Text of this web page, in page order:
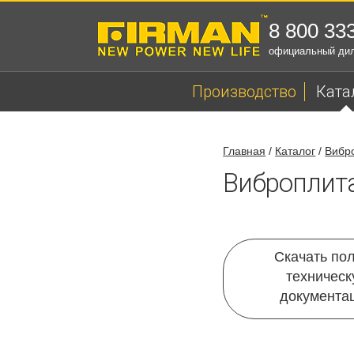
8 800
официальный
Производство
Главная / Каталог /
Скачать